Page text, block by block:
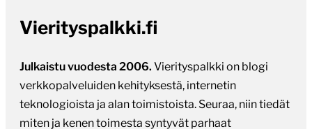
Vierityspalkki.fi
Julkaistu vuodesta 2006. Vierityspalkki on blogi
verkkopalveluiden kehityksestä, internetin
teknologioista ja alan toimistoista. Seuraa, niin tiedät
miten ja kenen toimesta syntyvät parhaat